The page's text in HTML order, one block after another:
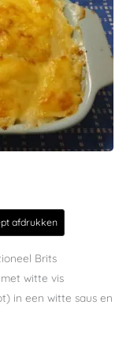
afdrukken
Brits
witte vis
in een witte saus en